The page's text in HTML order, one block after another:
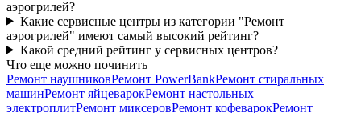
аэрогрилей?
Какие сервисные центры из категории "Ремонт
аэрогрилей" имеют самый высокий рейтинг?
Какой средний рейтинг у сервисных центров?
Что еще можно починить
Ремонт наушниковРемонт PowerBankРемонт стиральных
машинРемонт яйцеварокРемонт настольных
электроплитРемонт миксеровРемонт кофеварокРемонт